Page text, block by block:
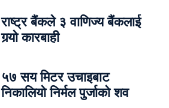
राष्ट्र बैंकले ३ वाणिज्य बैंकलाई
गर्‍यो कारबाही
५७ सय मिटर उचाइबाट
निकालियो निर्मल पुर्जाको शव